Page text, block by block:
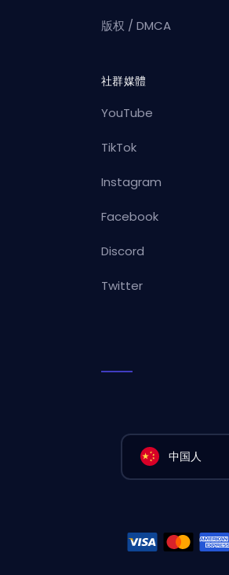
版权 / DMCA
社群媒體
YouTube
TikTok
Instagram
Facebook
Discord
Twitter
中国人